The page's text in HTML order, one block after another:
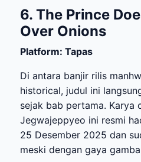
6. The Prince
Over Onions
Platform: Tapas
Di antara banjir rilis
historical, judul ini
sejak bab pertama. Karya
Jegwajeppyeo ini resmi
25 Desember 2025 dan
meski dengan gaya